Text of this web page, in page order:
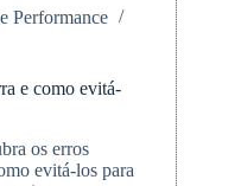
Performance
e como evitá-
os erros
evitá-los para